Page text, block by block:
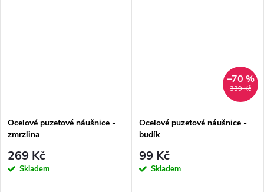
Ocelové puzetové náušnice -
zmrzlina
269 Kč
Skladem
339 Kč
–70 %
Ocelové puzetové náušnice -
budík
99 Kč
Skladem